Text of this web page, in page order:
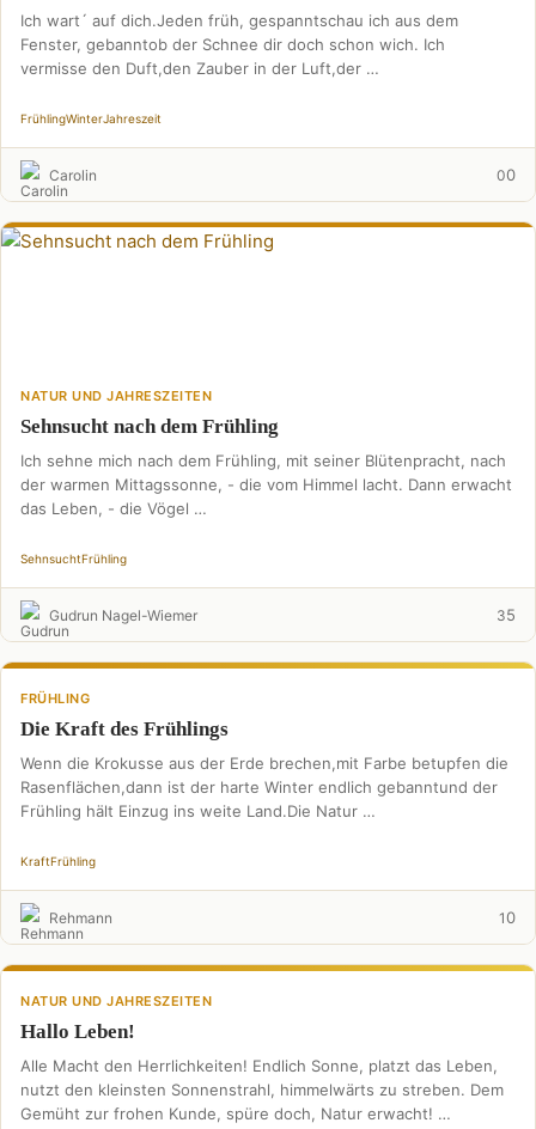
Ich wart´ auf dich.Jeden früh, gespanntschau ich aus dem
Fenster, gebanntob der Schnee dir doch schon wich. Ich
vermisse den Duft,den Zauber in der Luft,der …
FrühlingWinterJahreszeit
Carolin 00
NATUR UND JAHRESZEITEN
Sehnsucht nach dem Frühling
Ich sehne mich nach dem Frühling, mit seiner Blütenpracht, nach
der warmen Mittagssonne, - die vom Himmel lacht. Dann erwacht
das Leben, - die Vögel …
SehnsuchtFrühling
Gudrun Nagel-Wiemer 35
FRÜHLING
Die Kraft des Frühlings
Wenn die Krokusse aus der Erde brechen,mit Farbe betupfen die
Rasenflächen,dann ist der harte Winter endlich gebanntund der
Frühling hält Einzug ins weite Land.Die Natur …
KraftFrühling
Rehmann 10
NATUR UND JAHRESZEITEN
Hallo Leben!
Alle Macht den Herrlichkeiten! Endlich Sonne, platzt das Leben,
nutzt den kleinsten Sonnenstrahl, himmelwärts zu streben. Dem
Gemüht zur frohen Kunde, spüre doch, Natur erwacht! …